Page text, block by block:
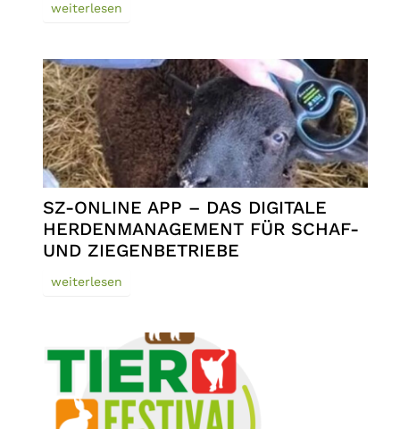
weiterlesen
SZ-ONLINE APP – DAS DIGITALE
HERDENMANAGEMENT FÜR SCHAF-
UND ZIEGENBETRIEBE
weiterlesen